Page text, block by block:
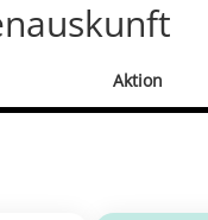
Aktion